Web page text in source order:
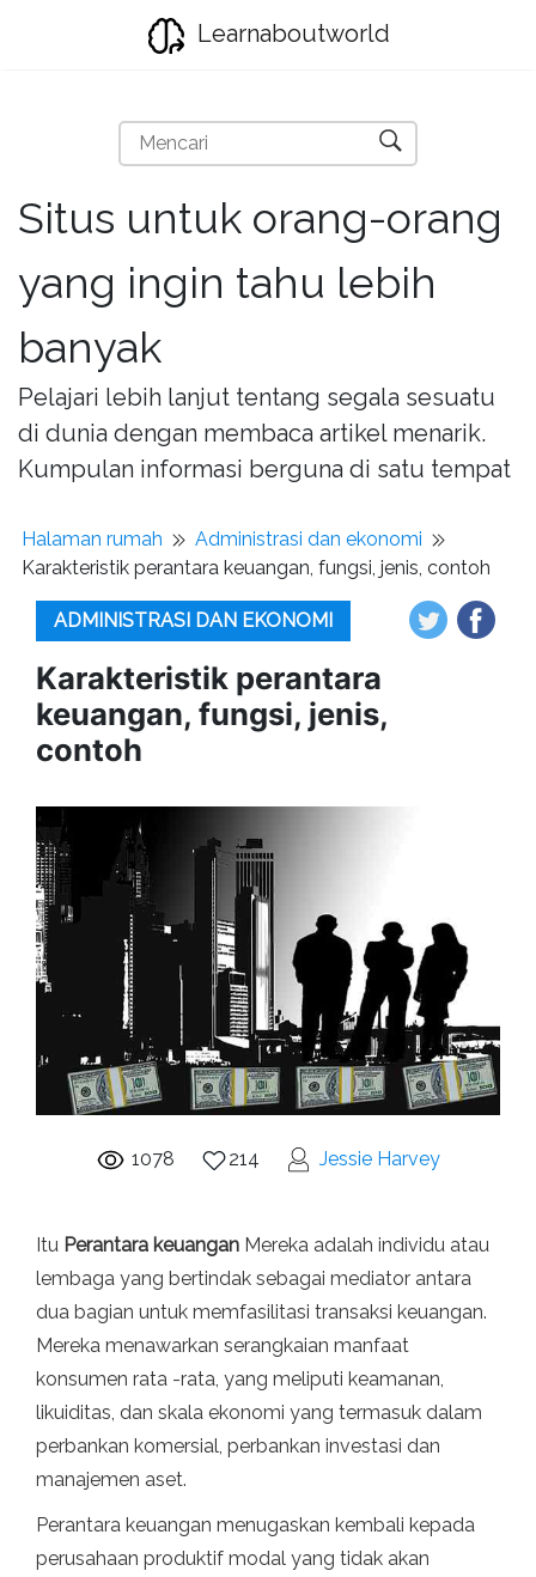
Learnaboutworld
Situs untuk orang-orang
yang ingin tahu lebih
banyak
Pelajari lebih lanjut tentang segala sesuatu
di dunia dengan membaca artikel menarik.
Kumpulan informasi berguna di satu tempat
Halaman rumah
Administrasi dan ekonomi
Karakteristik perantara keuangan, fungsi, jenis, contoh
ADMINISTRASI DAN EKONOMI
Karakteristik perantara
keuangan, fungsi, jenis,
contoh
1078 214 Jessie Harvey
Itu Perantara keuangan Mereka adalah individu atau
lembaga yang bertindak sebagai mediator antara
dua bagian untuk memfasilitasi transaksi keuangan.
Mereka menawarkan serangkaian manfaat
konsumen rata -rata, yang meliputi keamanan,
likuiditas, dan skala ekonomi yang termasuk dalam
perbankan komersial, perbankan investasi dan
manajemen aset.
Perantara keuangan menugaskan kembali kepada
perusahaan produktif modal yang tidak akan